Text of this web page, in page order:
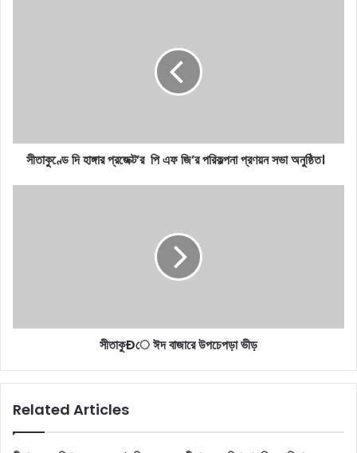
প্রণয়ন
সীতাকুণ্ডে দি হাঙ্গার প্রজেক্ট’র পি এফ জি’র পরিকল্পনা প্রণয়ন সভা অনুষ্ঠিত।
সীতাকুÐে ঈদ বাজারে উপচেপড়া ভীড়
Related Articles